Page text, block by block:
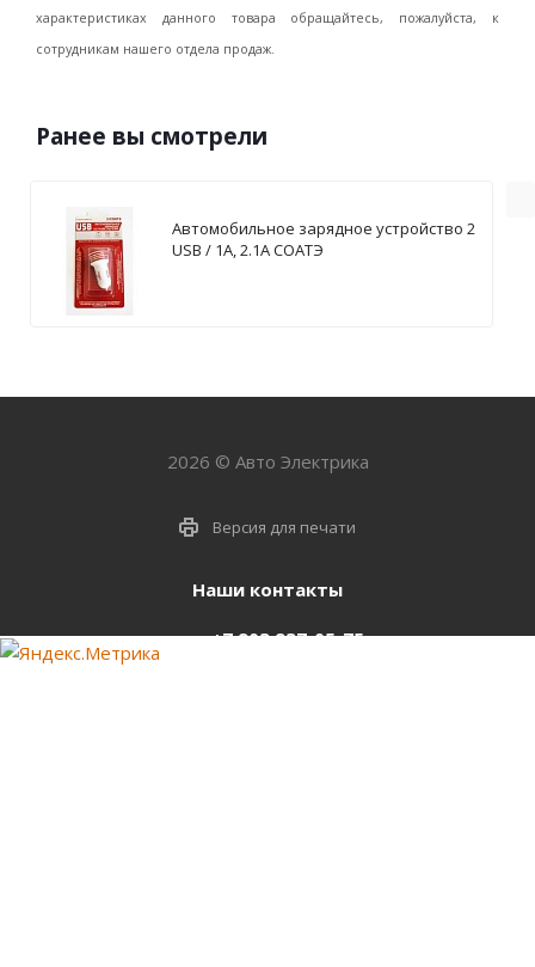
характеристиках данного товара обращайтесь, пожалуйста, к
сотрудникам нашего отдела продаж.
Ранее вы смотрели
Автомобильное зарядное устройство 2
USB / 1А, 2.1А СОАТЭ
2026 © Авто Электрика
Версия для печати
Наши контакты
+7 903 937-05-75